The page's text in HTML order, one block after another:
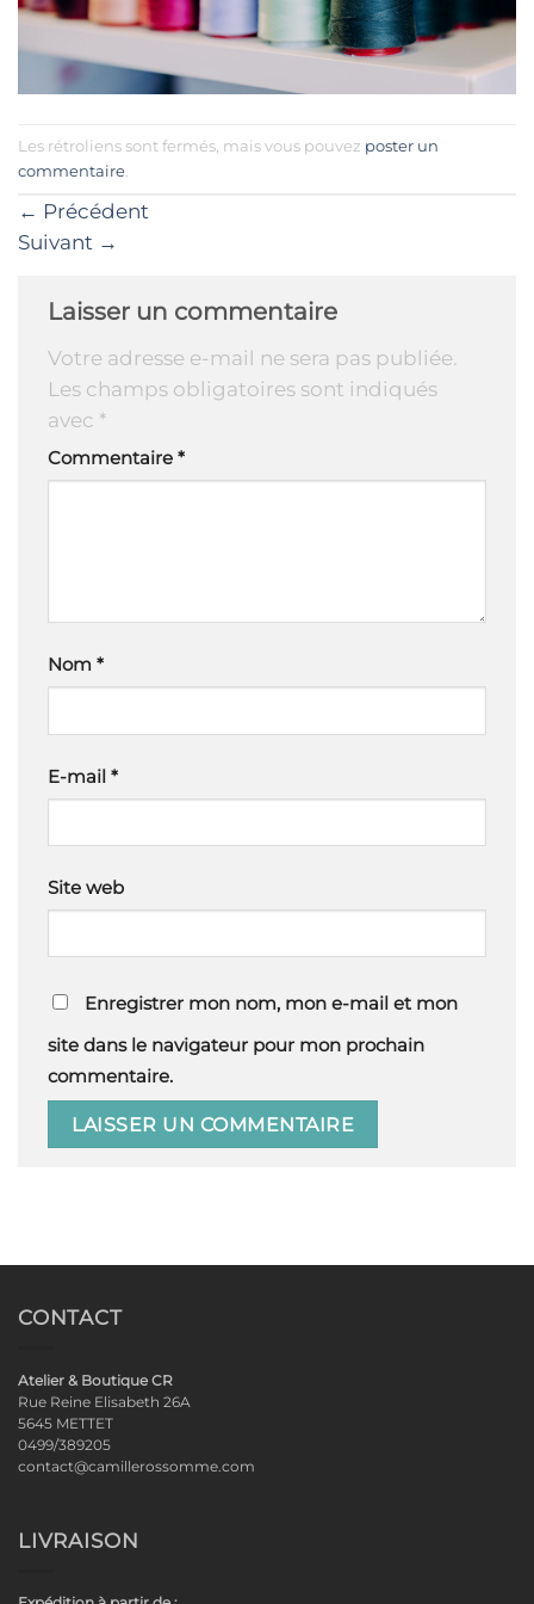
Les rétroliens sont fermés, mais vous pouvez poster un
commentaire
← Précédent
Suivant →
Laisser un commentaire
Votre adresse e-mail ne sera pas publiée.
Les champs obligatoires sont indiqués
avec *
Commentaire *
Nom *
E-mail *
Site web
Enregistrer mon nom, mon e-mail et mon
site dans le navigateur pour mon prochain
commentaire.
CONTACT
Atelier & Boutique CR
Rue Reine Elisabeth 26A
5645 METTET
0499/389205
contact@camillerossomme.com
LIVRAISON